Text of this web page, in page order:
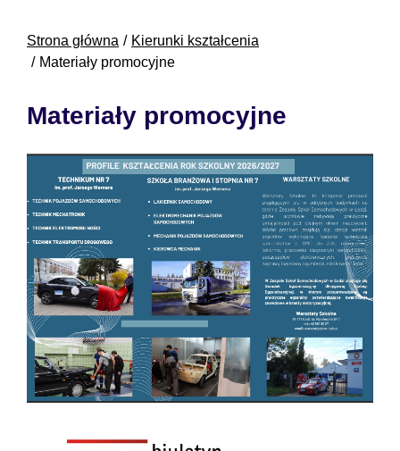
Strona główna
Kierunki kształcenia
Materiały promocyjne
Materiały promocyjne